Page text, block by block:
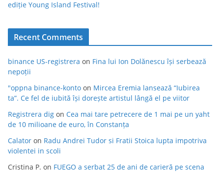
ediție Young Island Festival!
Recent Comments
binance US-registrera on Fina lui Ion Dolănescu își serbează
nepoții
"oppna binance-konto on Mircea Eremia lansează “Iubirea
ta”. Ce fel de iubită își dorește artistul lângă el pe viitor
Registrera dig on Cea mai tare petrecere de 1 mai pe un yaht
de 10 milioane de euro, în Constanța
Calator on Radu Andrei Tudor si Fratii Stoica lupta impotriva
violentei in scoli
Cristina P. on FUEGO a serbat 25 de ani de carieră pe scena